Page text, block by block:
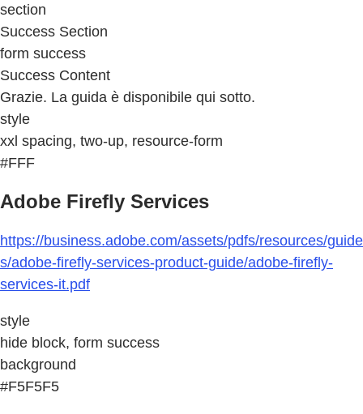
section
Success Section
form success
Success Content
Grazie. La guida è disponibile qui sotto.
style
xxl spacing, two-up, resource-form
#FFF
Adobe Firefly Services
https://business.adobe.com/assets/pdfs/resources/guide
s/adobe-firefly-services-product-guide/adobe-firefly-
services-it.pdf
style
hide block, form success
background
#F5F5F5